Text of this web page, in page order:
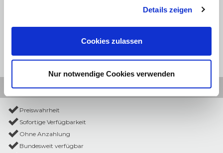
Details zeigen
Cookies zulassen
Nur notwendige Cookies verwenden
Preiswahrheit
Sofortige Verfügbarkeit
Ohne Anzahlung
Bundesweit verfügbar